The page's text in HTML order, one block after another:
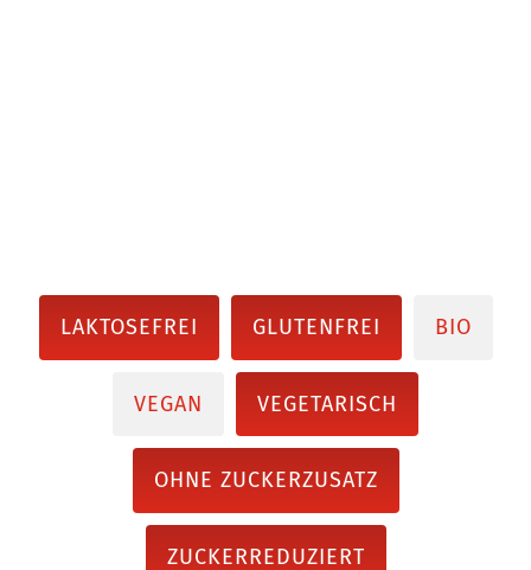
LAKTOSEFREI GLUTENFREI BIO
VEGAN VEGETARISCH
OHNE ZUCKERZUSATZ
ZUCKERREDUZIERT